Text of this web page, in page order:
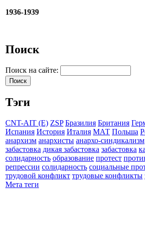
1936-1939
Поиск
Поиск на сайте:
Тэги
CNT-AIT (E) ZSP Бразилия Британия
Испания История Италия МАТ Польша
анархизм анархисты анархо-синдикализм
забастовка дикая забастовка забастовка
солидарность образование протест
репрессии солидарность социальные
трудовой конфликт трудовые конфликты
Мета теги